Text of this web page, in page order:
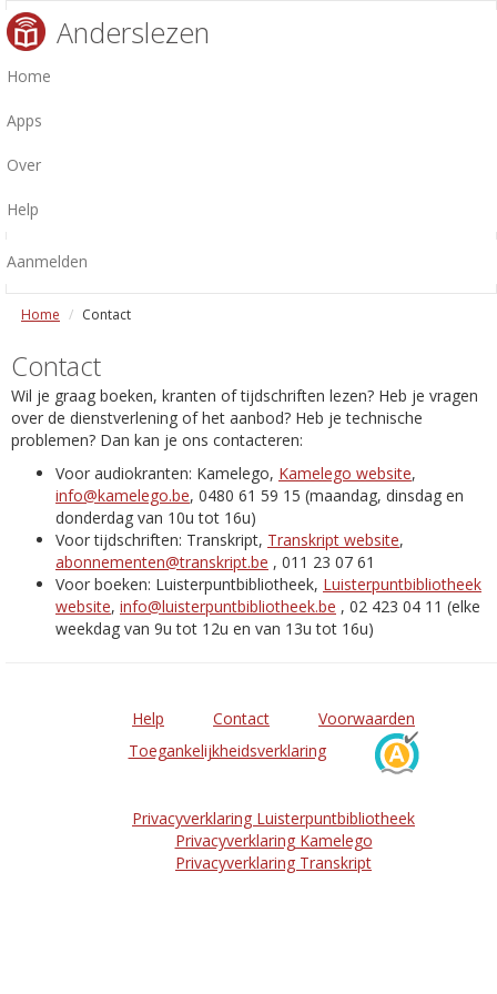
Anderslezen
Home
Apps
Over
Help
Aanmelden
Home Contact
Contact
Wil je graag boeken, kranten of tijdschriften lezen? Heb je vragen
over de dienstverlening of het aanbod? Heb je technische
problemen? Dan kan je ons contacteren:
Voor audiokranten: Kamelego, Kamelego website,
info@kamelego.be, 0480 61 59 15 (maandag, dinsdag en
donderdag van 10u tot 16u)
Voor tijdschriften: Transkript, Transkript website,
abonnementen@transkript.be , 011 23 07 61
Voor boeken: Luisterpuntbibliotheek, Luisterpuntbibliotheek
website, info@luisterpuntbibliotheek.be , 02 423 04 11 (elke
weekdag van 9u tot 12u en van 13u tot 16u)
Help Contact
Voorwaarden
Toegankelijkheidsverklaring
Privacyverklaring Luisterpuntbibliotheek
Privacyverklaring Kamelego
Privacyverklaring Transkript